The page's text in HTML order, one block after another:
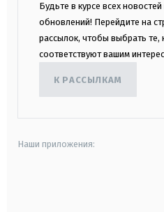
Будьте в курсе всех новостей
обновлений! Перейдите на
рассылок, чтобы выбрать те,
соответствуют вашим
К РАССЫЛКАМ
Наши приложения: